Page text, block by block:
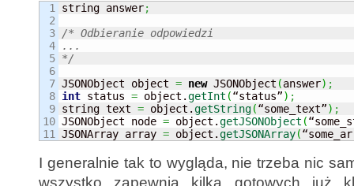
1
2
3
4
5
6
7
8
9
10
string answer;
/* Odbieranie odpowiedzi
...
*/
JSONObject object = new JSONObject (answer) ;
int status = object.getInt (“status”) ;
string text = object.getString(“some_text”) ;
JSONObject node = object.getJSONObject (
JSONArray array = object.getJSONArray(
I generalnie tak to wygląda, nie trzeba nic
wszystko zapewnia kilka gotowych już